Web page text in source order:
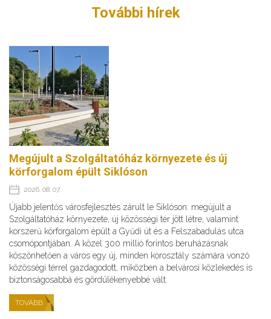
További hírek
Megújult a Szolgáltatóház környezete és új
körforgalom épült Siklóson
2026. 08. 07.
Újabb jelentős városfejlesztés zárult le Siklóson: megújult a
Szolgáltatóház környezete, új közösségi tér jött létre, valamint
korszerű körforgalom épült a Gyűdi út és a Felszabadulás utca
csomópontjában. A közel 300 millió forintos beruházásnak
köszönhetően a város egy új, minden korosztály számára vonzó
közösségi térrel gazdagodott, miközben a belvárosi közlekedés is
biztonságosabbá és gördülékenyebbé vált.
TOVÁBB